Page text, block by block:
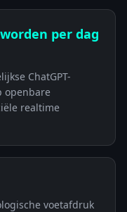
per dag
ChatGPT-
openbare
realtime
voetafdruk